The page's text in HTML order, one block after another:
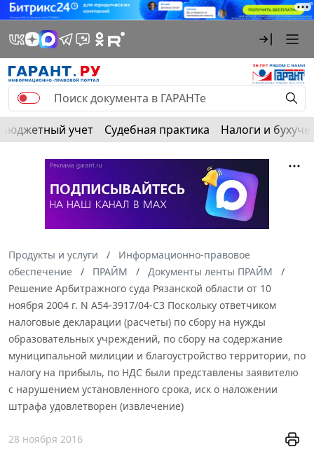
Бюджетный учет Судебная практика Налоги и
Продукты и услуги
Информационно-правовое
обеспечение
ПРАЙМ
Документы ленты ПРАЙМ
Решение Арбитражного суда Рязанской области от 10
ноября 2004 г. N А54-3917/04-С3 Поскольку ответчиком
налоговые декларации (расчеты) по сбору на нужды
образовательных учреждений, по сбору на содержание
муниципальной милиции и благоустройство территории, по
налогу на прибыль, по НДС были представлены заявителю
с нарушением установленного срока, иск о наложении
штрафа удовлетворен (извлечение)
28 ноября 2016